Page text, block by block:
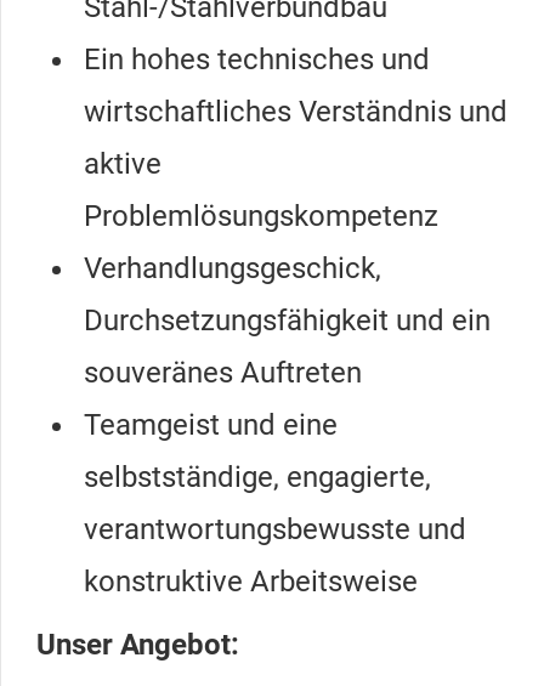
Stahl-/Stahlverbundbau
Ein hohes technisches und
wirtschaftliches Verständnis und
aktive
Problemlösungskompetenz
Verhandlungsgeschick,
Durchsetzungsfähigkeit und ein
souveränes Auftreten
Teamgeist und eine
selbstständige, engagierte,
verantwortungsbewusste und
konstruktive Arbeitsweise
Unser Angebot: